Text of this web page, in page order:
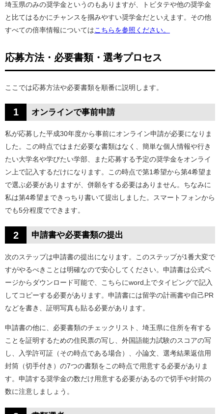
埼玉県のみの奨学金というのもありますが、トビタテや他の奨学金
と比てはるかにチャンスを掴みやすい奨学金だといえます。その他
すべての倍率情報については こちらを参照ください。
応募方法・必要書類・選考プロセス
ここでは応募方法や必要書類を順番に説明します。
1 オンラインで事前申請
私が応募した平成30年度から事前にオンライン申請が必要になりま
した。この時点ではまだ必要な書類はなく、簡単な個人情報や行き
たい大学名や学びたい学部、また応募する予定の奨学金をオンライ
ン上で記入するだけになります。この時点で第1希望から第4希望ま
で選ぶ必要がありますが、併願をする必要はありません。ちなみに
私は第4希望まできっちり書いて提出しました。スマートフォンから
でも5分程度でできます。
2 申請書や必要書類の提出
次のステップは申請書の提出になります。このステップが1番大変で
すがやるべきことは明確なので安心してください。申請書は公式ペ
ージからダウンロード可能で、こちらにword上でタイピングで記入
してコピーする必要があります。申請書には留学の計画書や自己PR
などを書き、証明写真も貼る必要があります。
申請書の他に、必要書類のチェックリスト、埼玉県に住所を有する
ことを証明するための住民票の写し、外国語能力試験のスコアの写
し、入学許可証（その時点である場合）、小論文、選考結果返信用
封筒（切手付き）の7つの書類をこの時点で用意する必要がありま
す。申請する奨学金の数だけ用意する必要があるので切手や封筒の
数に注意しましょう。